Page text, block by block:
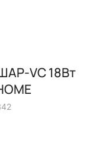
VC 18Вт